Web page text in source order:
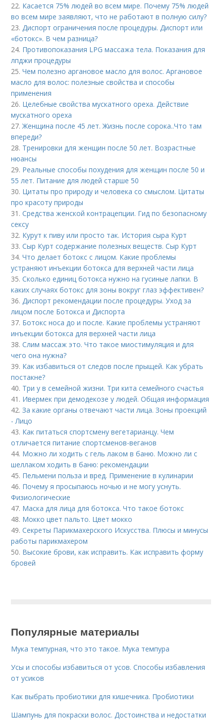
22. Касается 75% людей во всем мире. Почему 75% людей
во всем мире заявляют, что не работают в полную силу?
23. Диспорт ограничения после процедуры. Диспорт или
«ботокс». В чем разница?
24. Противопоказания LPG массажа тела. Показания для
лпджи процедуры
25.Чем полезно аргановое масло для волос. Аргановое
масло для волос: полезные свойства и способы
применения
26. Целебные свойства мускатного ореха. Действие
мускатного ореха
27.Женщина после 45 лет. Жизнь после сорока..Что там
впереди?
28. Тренировки для женщин после 50 лет. Возрастные
нюансы
29. Реальные способы похудения для женщин после 50 и
55 лет. Питание для людей старше 50
30. Цитаты про природу и человека со смыслом. Цитаты
про красоту природы
31.Средства женской контрацепции. Гид по безопасному
сексу
32. Курут к пиву или просто так. История сыра Курт
33.Сыр Курт содержание полезных веществ. Сыр Курт
34.Что делает ботокс с лицом. Какие проблемы
устраняют инъекции ботокса для верхней части лица
35.Сколько единиц ботокса нужно на гусиные лапки. В
каких случаях ботокс для зоны вокруг глаз эффективен?
36. Диспорт рекомендации после процедуры. Уход за
лицом после Ботокса и Диспорта
37. Ботокс носа до и после. Какие проблемы устраняют
инъекции ботокса для верхней части лица
38.Слим массаж это. Что такое миостимуляция и для
чего она нужна?
39. Как избавиться от следов после прыщей. Как убрать
постакне?
40. Три у в семейной жизни. Три кита семейного счастья
41. Ивермек при демодекозе у людей. Общая информация
42.За какие органы отвечают части лица. Зоны проекций
- Лицо
43. Как питаться спортсмену вегетарианцу. Чем
отличается питание спортсменов-веганов
44. Можно ли ходить с гель лаком в баню. Можно ли с
шеллаком ходить в баню: рекомендации
45. Пельмени польза и вред. Применение в кулинарии
46. Почему я просыпаюсь ночью и не могу уснуть.
Физиологические
47. Маска для лица для ботокса. Что такое ботокс
48. Мокко цвет пальто. Цвет мокко
49.Секреты Парикмахерского Искусства. Плюсы и минусы
работы парикмахером
50. Высокие брови, как исправить. Как исправить форму
бровей
Популярные материалы
Мука темпурная, что это такое. Мука темпура
Усы и способы избавиться от усов. Способы избавления
от усиков
Как выбрать пробиотики для кишечника. Пробиотики
Шампунь для покраски волос. Достоинства и недостатки